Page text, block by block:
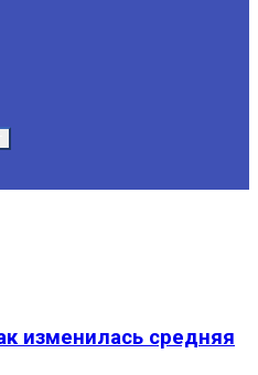
изменилась средняя